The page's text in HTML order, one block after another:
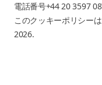
電話番号+44 20 3597
このクッキーポリシー
2026.